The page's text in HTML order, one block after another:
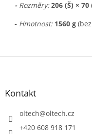
- Rozměry: 206 (Š) ×
- Hmotnost: 1560 g
Z
Kontakt
oltech@oltech.cz
+420 608 918 171